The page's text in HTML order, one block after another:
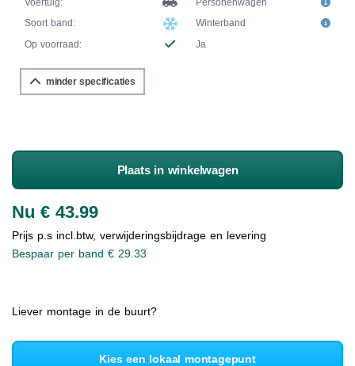
Voertuig:
Personenwagen
Soort band:
Winterband
Op voorraad:
Ja
minder specificaties
Plaats in winkelwagen
Nu € 43.99
Prijs p.s incl.btw, verwijderingsbijdrage en levering
Bespaar per band € 29.33
Liever montage in de buurt?
Kies een lokaal montagepunt